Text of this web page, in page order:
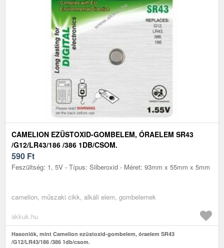
CAMELION EZÜSTOXID-GOMBELEM, ÓRAELEM SR43
/G12/LR43/186 /386 1DB/CSOM.
590 Ft
Feszültség: 1, 5V - Típus: Silberoxid - Méret: 93mm x 55mm x 5mm
camelion, műszaki cikk, alkáli elem, gombelemek
akkuk.hu
Hasonlók, mint Camelion ezüstoxid-gombelem, óraelem SR43
/G12/LR43/186 /386 1db/csom.